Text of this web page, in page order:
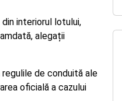
interiorul lotului,
alegații
regulile de conduită ale
oficială a cazului